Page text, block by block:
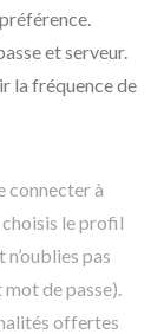
et serveur.
la fréquence de
connecter à
choisis le profil
pas
de passe).
offertes